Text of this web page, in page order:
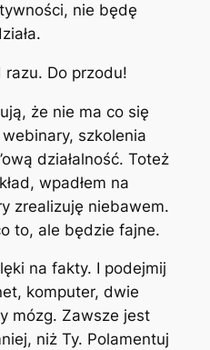
nie będę
Do przodu!
że nie ma co się
szkolenia
działalność. Toteż
wpadłem na
zrealizuję niebawem.
to, ale będzie fajne.
na fakty. I podejmij
komputer, dwie
mózg. Zawsze jest
niż Ty. Polamentuj